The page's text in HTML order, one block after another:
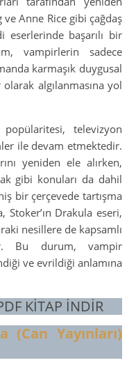
Anne Rice gibi çağdaş
eserlerinde başarılı bir
vampirlerin sadece
karmaşık duygusal
algılanmasına yol
televizyon
ile devam etmektedir.
yeniden ele alırken,
gibi konuları da dahil
bir çerçevede tartışma
Stoker’ın Drakula eseri,
nesillere de kapsamlı
Bu durum, vampir
ve evrildiği anlamına
KİTAP İNDİR
Yayınları)